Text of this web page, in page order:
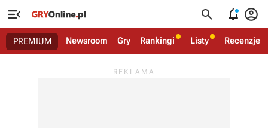
   
PREMIUM Newsroom Gry Rankingi Listy Recenzje